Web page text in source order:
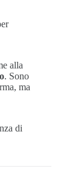
alla
. Sono
ma
di